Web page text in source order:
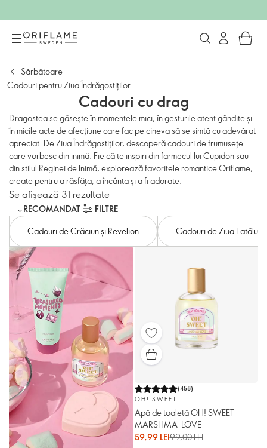
Sărbătoare
Cadouri pentru Ziua Îndrăgostiților
Cadouri cu drag
Dragostea se găsește în momentele mici, în gesturile atent gândite și
în micile acte de afecțiune care fac pe cineva să se simtă cu adevărat
apreciat. De Ziua Îndrăgostiților, descoperă cadouri de frumusețe
care vorbesc din inimă. Fie că te inspiri din farmecul lui Cupidon sau
din stilul Reginei de Inimă, explorează favoritele romantice Oriflame,
create pentru a răsfăța, a încânta și a fi adorate.
Se afișează 31 rezultate
RECOMANDAT
FILTRE
Cadouri de Crăciun și Revelion
Cadouri de Ziua Tatălui
(458)
OH! SWEET
Apă de toaletă OH! SWEET
MARSHMA-LOVE
59,99 LEI99,00 LEI